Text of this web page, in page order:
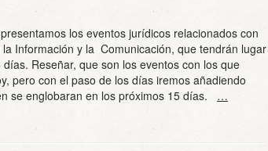
los eventos jurídicos relacionados con
Información y la Comunicación, que tendrán lugar
Reseñar, que son los eventos con los que
pero con el paso de los días iremos añadiendo
se englobaran en los próximos 15 días. …